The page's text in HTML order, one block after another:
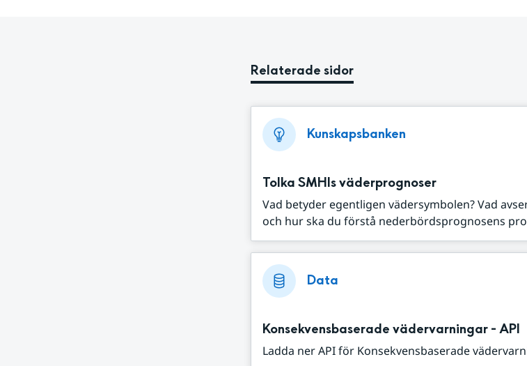
Relaterade sidor
Kunskapsbanken
Tolka SMHIs väderprognoser
Vad betyder egentligen vädersymbolen? Vad
och hur ska du förstå nederbördsprognosens
Data
Konsekvensbaserade vädervarningar - API
Ladda ner API för Konsekvensbaserade